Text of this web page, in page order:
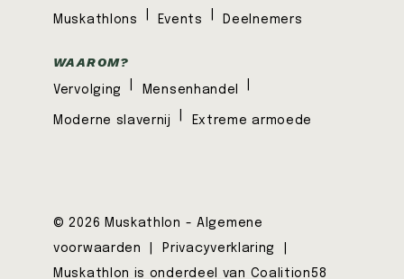
Muskathlons Events Deelnemers
WAAROM?
Vervolging Mensenhandel
Moderne slavernij Extreme armoede
© 2026 Muskathlon - Algemene
voorwaarden
Privacyverklaring
Muskathlon is onderdeel van Coalition58